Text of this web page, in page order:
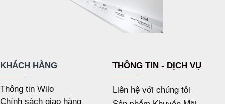
KHÁCH HÀNG
Thông tin Wilo
Chính sách giao hàng
THÔNG TIN - DỊCH VỤ
Liên hệ với chúng tôi